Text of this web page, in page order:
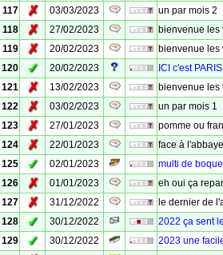
117
✗ 03/03/2023
un par mois 2
118
✗ 27/02/2023
bienvenue les
119
✗ 20/02/2023
bienvenue les
120
✓ 20/02/2023
ICI c'est PARIS
121
✗ 13/02/2023
bienvenue les
122
✗ 03/02/2023
un par mois 1
123
✗ 27/01/2023
pomme ou
124
✗ 22/01/2023
face à l'abbaye
125
✓ 02/01/2023
multi de
126
✗ 01/01/2023
eh oui ça
127
✗ 31/12/2022
le dernier de
128
✓ 30/12/2022
2022 ça sent
129
✓ 30/12/2022
2023 une